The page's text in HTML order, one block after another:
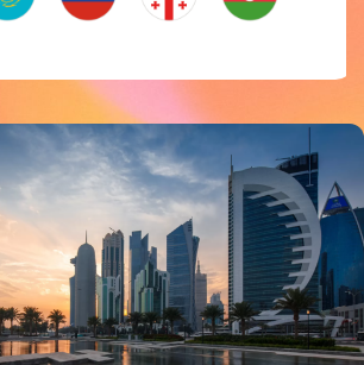
Home /news
о Катаре
On 03/06/2024